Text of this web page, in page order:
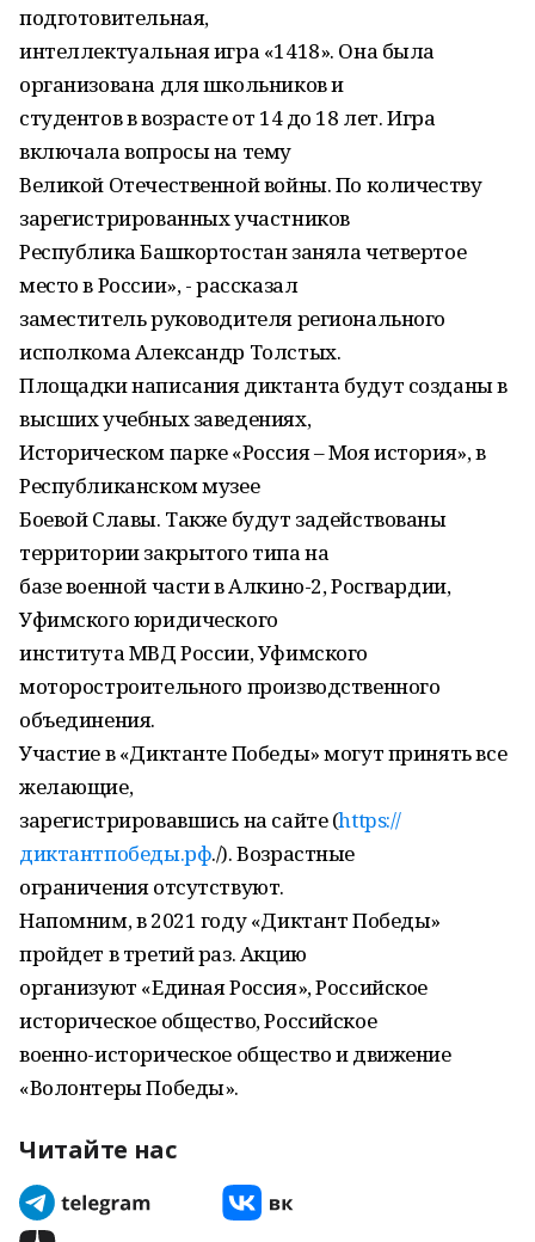
подготовительная,
интеллектуальная игра «1418». Она была
организована для школьников и
студентов в возрасте от 14 до 18 лет. Игра
включала вопросы на тему
Великой Отечественной войны. По количеству
зарегистрированных участников
Республика Башкортостан заняла четвертое
место в России», - рассказал
заместитель руководителя регионального
исполкома Александр Толстых.
Площадки написания диктанта будут созданы в
высших учебных заведениях,
Историческом парке «Россия – Моя история», в
Республиканском музее
Боевой Славы. Также будут задействованы
территории закрытого типа на
базе военной части в Алкино-2, Росгвардии,
Уфимского юридического
института МВД России, Уфимского
моторостроительного производственного
объединения.
Участие в «Диктанте Победы» могут принять все
желающие,
зарегистрировавшись на сайте (https://
диктантпобеды.рф./). Возрастные
ограничения отсутствуют.
Напомним, в 2021 году «Диктант Победы»
пройдет в третий раз. Акцию
организуют «Единая Россия», Российское
историческое общество, Российское
военно-историческое общество и движение
«Волонтеры Победы».
Читайте нас